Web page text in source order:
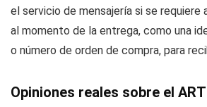
el servicio de mensajería si se requiere
al momento de la entrega, como una
o número de orden de compra, para
Opiniones reales sobre el